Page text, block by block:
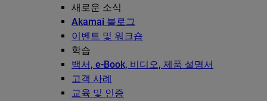
새로운 소식
Akamai 블로그
이벤트 및 워크숍
학습
백서, e-Book, 비디오, 제품 설명서
고객 사례
교육 및 인증